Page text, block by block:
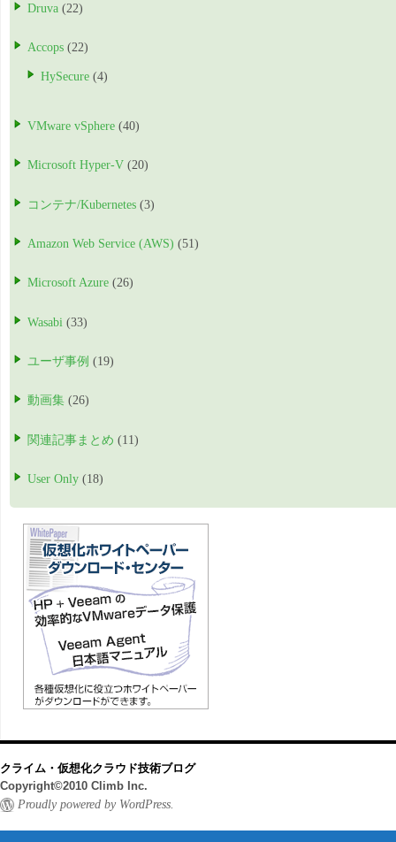
Druva (22)
Accops (22)
HySecure (4)
VMware vSphere (40)
Microsoft Hyper-V (20)
コンテナ/Kubernetes (3)
Amazon Web Service (AWS) (51)
Microsoft Azure (26)
Wasabi (33)
ユーザ事例 (19)
動画集 (26)
関連記事まとめ (11)
User Only (18)
クライム・仮想化クラウド技術ブログ
Copyright©2010 Climb Inc.
Proudly powered by WordPress.